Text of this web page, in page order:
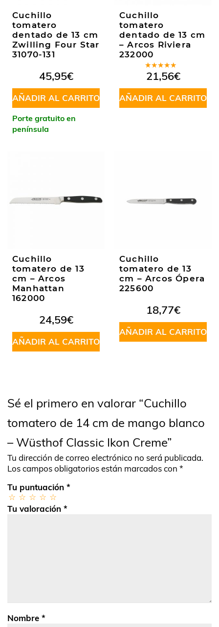
Cuchillo
tomatero
dentado de 13 cm
Zwilling Four Star
31070-131
45,95€
AÑADIR AL CARRITO
Porte gratuito en
península
Cuchillo
tomatero
dentado de 13 cm
– Arcos Riviera
232000
Valorado
en4.50
de 5
21,56€
AÑADIR AL CARRITO
Cuchillo
tomatero de 13
cm – Arcos
Manhattan
162000
24,59€
AÑADIR AL CARRITO
Cuchillo
tomatero de 13
cm – Arcos Ópera
225600
18,77€
AÑADIR AL CARRITO
Sé el primero en valorar “Cuchillo
tomatero de 14 cm de mango blanco
– Wüsthof Classic Ikon Creme”
Tu dirección de correo electrónico no será publicada.
Los campos obligatorios están marcados con *
Tu puntuación *
Tu valoración *
Nombre *